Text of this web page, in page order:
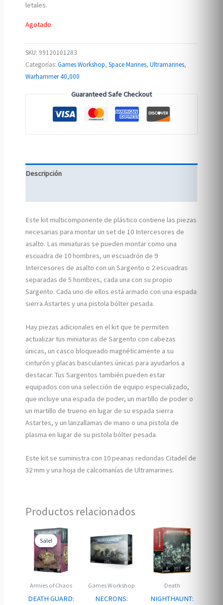
letales.
Agotado
SKU: 99120101283
Categorías:Games Workshop,Space Marines,Ultramarines,
Warhammer 40,000
Guaranteed Safe Checkout
Descripción
Este kit multicomponente de plástico contiene las piezas
necesarias para montar un set de 10 Intercesores de
asalto. Las miniaturas se pueden montar como una
escuadra de 10 hombres, un escuadrón de 9
Intercesores de asalto con un Sargento o 2 escuadras
separadas de 5 hombres, cada una con su propio
Sargento. Cada uno de ellos está armado con una espada
sierra Astartes y una pistola bólter pesada.
Hay piezas adicionales en el kit que te permiten
actualizar tus miniaturas de Sargento con cabezas
únicas, un casco bloqueado magnéticamente a su
cinturón y placas basculantes únicas para ayudarlos a
destacar. Tus Sargentos también pueden estar
equipados con una selección de equipo especializado,
que incluye una espada de poder, un martillo de poder o
un martillo de trueno en lugar de su espada sierra
Astartes, y un lanzallamas de mano o una pistola de
plasma en lugar de su pistola bólter pesada.
Este kit se suministra con 10 peanas redondas Citadel de
32 mm y una hoja de calcomanías de Ultramarines.
Productos relacionados
Sale!
Sale!
Armies of Chaos
DEATH GUARD:
Games Workshop
NECRONS:
Death
NIGHTHAUNT: